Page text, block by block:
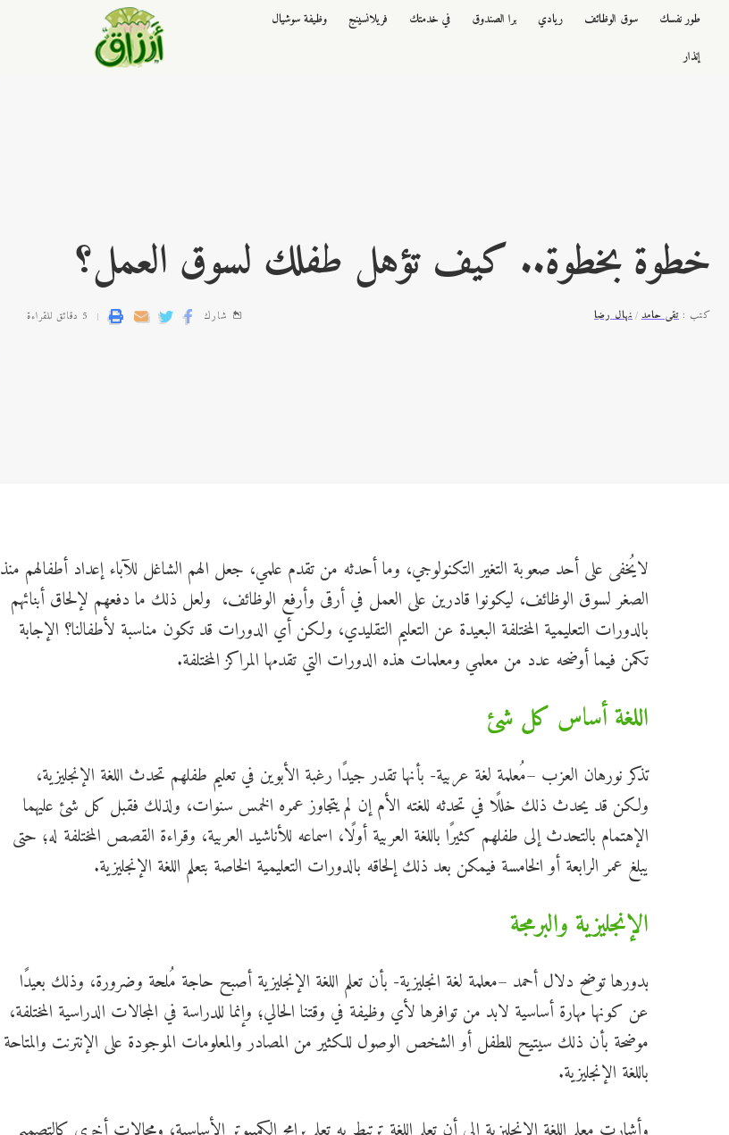
طور نفسك سوق الوظائف ريادي برا الصندوق في خدمتك فريلانسينج
وظيفة سوشيال
إنذار
خطوة بخطوة.. كيف تؤهل طفلك لسوق العمل؟
كتب : تقى حامد نهال رضا شارك 5 دقائق للقراءة
لايُخفى على أحد صعوبة التغير التكنولوجي، وما أحدثه من تقدم علمي، جعل الهم الشاغل للآباء إعداد أطفالهم منذ
الصغر لسوق الوظائف، ليكونوا قادرين على العمل في أرقى وأرفع الوظائف، ولعل ذلك ما دفعهم لإلحاق أبنائهم
بالدورات التعليمية المختلفة البعيدة عن التعليم التقليدي، ولكن أي الدورات قد تكون مناسبة لأطفالنا؟ الإجابة
تكمن فيما أوضحه عدد من معلمي ومعلمات هذه الدورات التي تقدمها المراكز المختلفة.
اللغة أساس كل شئ
تذكر نورهان العزب –مُعلمة لغة عربية- بأنها تقدر جيدًا رغبة الأبوين في تعليم طفلهم تحدث اللغة الإنجليزية،
ولكن قد يحدث ذلك خللًا في تحدثه للغته الأم إن لم يتجاوز عمره الخمس سنوات، ولذلك فقبل كل شئ عليهما
الإهتمام بالتحدث إلى طفلهم كثيرًا باللغة العربية أولًا، اسماعه للأناشيد العربية، وقراءة القصص المختلفة له؛ حتى
يبلغ عمر الرابعة أو الخامسة فيمكن بعد ذلك إلحاقه بالدورات التعليمية الخاصة بتعلم اللغة الإنجليزية.
الإنجليزية والبرمجة
بدورها توضح دلال أحمد –معلمة لغة انجليزية- بأن تعلم اللغة الإنجليزية أصبح حاجة مُلحة وضرورة، وذلك بعيدًا
عن كونها مهارة أساسية لابد من توافرها لأي وظيفة في وقتنا الحالي؛ وإنما للدراسة في المجالات الدراسية المختلفة،
موضحة بأن ذلك سيتيح للطفل أو الشخص الوصول للكثير من المصادر والمعلومات الموجودة على الإنترنت والمتاحة
باللغة الإنجليزية.